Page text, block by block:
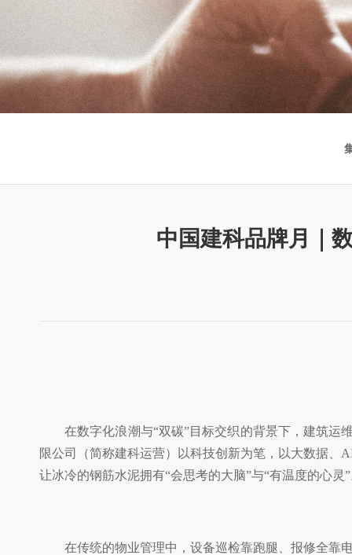
中国建科品牌月｜
在数字化浪潮与“双碳”目标交织的背景下，建筑运
限公司（简称建科运营）以科技创新为笔，以大数据、
让冰冷的钢筋水泥拥有“会思考的大脑”与“有温度的心灵
在传统的物业管理中，设备巡检靠跑腿、报修全靠